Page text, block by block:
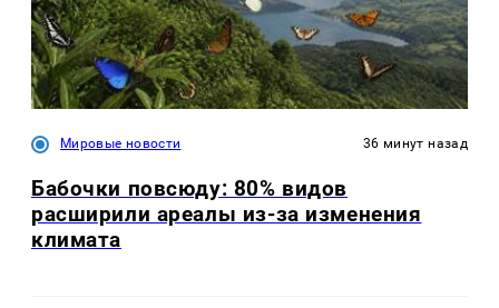
Мировые новости 36 минут назад
Бабочки повсюду: 80% видов
расширили ареалы из-за изменения
климата